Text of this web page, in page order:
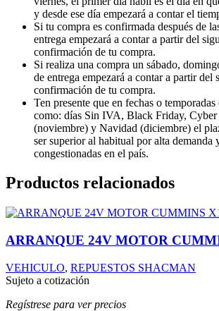
y desde ese día empezará a contar el
Si tu compra es confirmada después de
entrega empezará a contar a partir del
confirmación de tu compra.
Si realiza una compra un sábado,
de entrega empezará a contar a partir del
confirmación de tu compra.
Ten presente que en fechas o temporadas
como: días Sin IVA, Black Friday,
(noviembre) y Navidad (diciembre) el
ser superior al habitual por alta demanda
congestionadas en el país.
Productos relacionados
ARRANQUE 24V MOTOR
VEHICULO, REPUESTOS SHACMAN
Sujeto a cotización
Regístrese para ver precios